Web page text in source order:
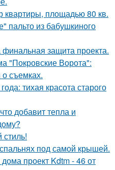
квартиры, площадью 80 кв.
пальто из бабушкиного
защита проекта.
"Покровские Ворота":
съемках.
тихая красота старого
добавит тепла и
под самой крышей.
проект Kdtm - 46 от